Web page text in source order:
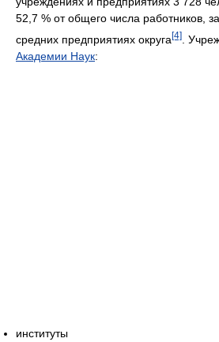
52,7 % от общего числа работников,
средних предприятиях округа [4] .
Академии Наук:
институты